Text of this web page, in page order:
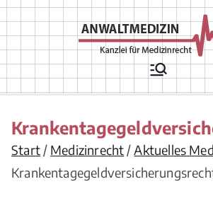
Zum
Inhalt
springen
Start Medizinrecht
Aktuelles